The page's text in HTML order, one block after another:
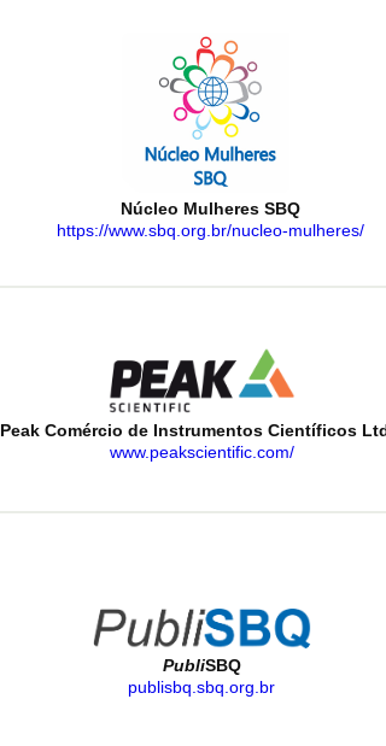
Núcleo Mulheres SBQ
https://www.sbq.org.br/nucleo-mulheres/
Peak Comércio de Instrumentos Científicos
www.peakscientific.com/
PubliSBQ
publisbq.sbq.org.br